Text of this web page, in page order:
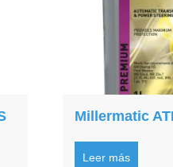
Millermatic
Leer más